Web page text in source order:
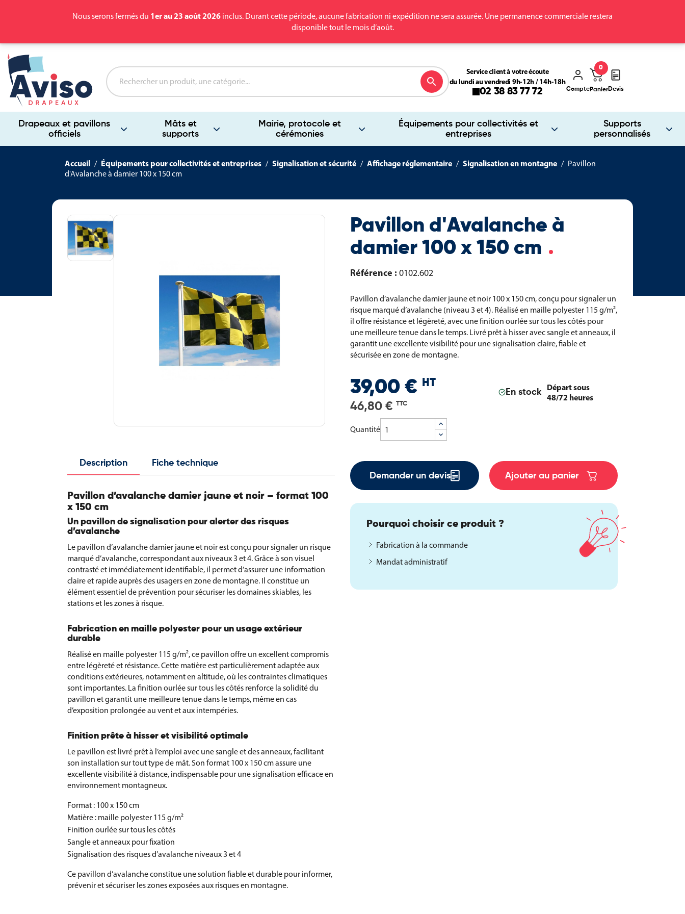
Nous serons fermés du 1er au 23 août 2026 inclus. Durant cette période, aucune fabrication ni expédition ne sera assurée. Une permanence commerciale restera
disponible tout le mois d’août.
Drapeaux et pavillons
officiels
Mâts et
supports
Mairie, protocole et
cérémonies
Équipements pour collectivités et
entreprises
Supports
personnalisés
search
Service client à votre écoute
du lundi au vendredi 9h-12h / 14h-18h
02 38 83 77 72 ComptePanier
0
Devis
Accueil Équipements pour collectivités et entreprises Signalisation et sécurité Affichage réglementaire Signalisation en montagne
Pavillon
d'Avalanche à damier 100 x 150 cm
Description Fiche technique
Pavillon d’avalanche damier jaune et noir – format 100
x 150 cm
Un pavillon de signalisation pour alerter des risques
d’avalanche
Le pavillon d’avalanche damier jaune et noir est conçu pour signaler un risque
marqué d’avalanche, correspondant aux niveaux 3 et 4. Grâce à son visuel
contrasté et immédiatement identifiable, il permet d’assurer une information
claire et rapide auprès des usagers en zone de montagne. Il constitue un
élément essentiel de prévention pour sécuriser les domaines skiables, les
stations et les zones à risque.
Fabrication en maille polyester pour un usage extérieur
durable
Réalisé en maille polyester 115 g/m², ce pavillon offre un excellent compromis
entre légèreté et résistance. Cette matière est particulièrement adaptée aux
conditions extérieures, notamment en altitude, où les contraintes climatiques
sont importantes. La finition ourlée sur tous les côtés renforce la solidité du
pavillon et garantit une meilleure tenue dans le temps, même en cas
d’exposition prolongée au vent et aux intempéries.
Finition prête à hisser et visibilité optimale
Le pavillon est livré prêt à l’emploi avec une sangle et des anneaux, facilitant
son installation sur tout type de mât. Son format 100 x 150 cm assure une
excellente visibilité à distance, indispensable pour une signalisation efficace en
environnement montagneux.
Format : 100 x 150 cm
Matière : maille polyester 115 g/m²
Finition ourlée sur tous les côtés
Sangle et anneaux pour fixation
Signalisation des risques d’avalanche niveaux 3 et 4
Ce pavillon d’avalanche constitue une solution fiable et durable pour informer,
prévenir et sécuriser les zones exposées aux risques en montagne.
Pavillon d'Avalanche à
damier 100 x 150 cm
Référence : 0102.602
Pavillon d’avalanche damier jaune et noir 100 x 150 cm, conçu pour signaler un
risque marqué d’avalanche (niveau 3 et 4). Réalisé en maille polyester 115 g/m²,
il offre résistance et légèreté, avec une finition ourlée sur tous les côtés pour
une meilleure tenue dans le temps. Livré prêt à hisser avec sangle et anneaux, il
garantit une excellente visibilité pour une signalisation claire, fiable et
sécurisée en zone de montagne.
39,00 € HT
46,80 € TTC
En stock
Départ sous
48/72 heures
Quantité
Demander un devis Ajouter au panier
Pourquoi choisir ce produit ?
Fabrication à la commande
Mandat administratif